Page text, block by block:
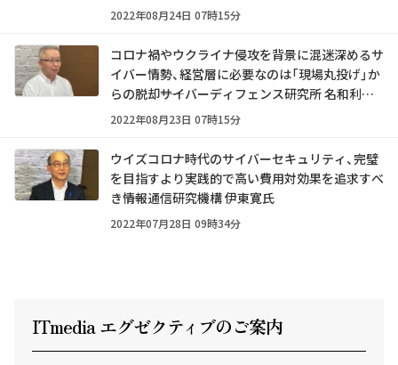
2022年08月24日 07時15分
コロナ禍やウクライナ侵攻を背景に混迷深めるサ
イバー情勢、経営層に必要なのは「現場丸投げ」か
らの脱却――サイバーディフェンス研究所 名和利男
氏
2022年08月23日 07時15分
ウイズコロナ時代のサイバーセキュリティ、完璧
を目指すより実践的で高い費用対効果を追求すべ
き――情報通信研究機構 伊東寛氏
2022年07月28日 09時34分
ITmedia エグゼクティ ブのご案内